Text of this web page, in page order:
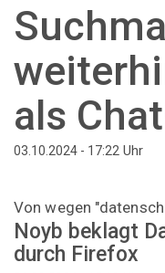
als
03.10.2024 - 17:22 Uhr
Von wegen
Noyb beklagt
durch Firefox